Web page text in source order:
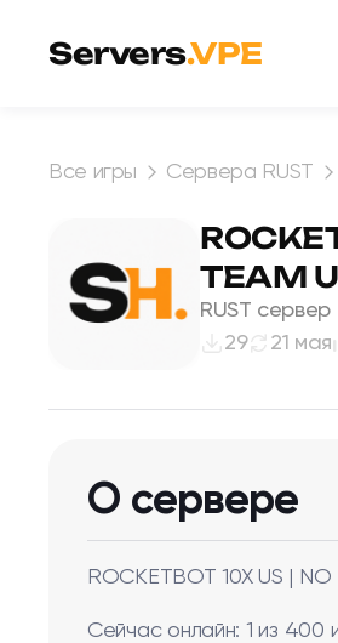
Servers.VPE
Все игры Сервера RUST
TEAM
RUST
29
21 мая
О сервере
ROCKETBOT 10X US |
Сейчас онлайн: 1 из 400